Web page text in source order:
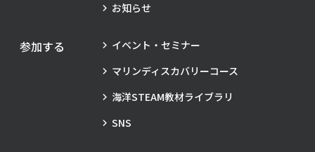
お知らせ
参加する
イベント・セミナー
マリンディスカバリーコース
海洋STEAM教材ライブラリ
SNS